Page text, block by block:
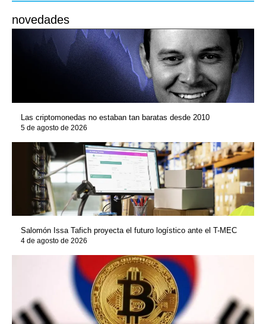
novedades
Las criptomonedas no estaban tan baratas desde 2010
5 de agosto de 2026
Salomón Issa Tafich proyecta el futuro logístico ante el T-MEC
4 de agosto de 2026